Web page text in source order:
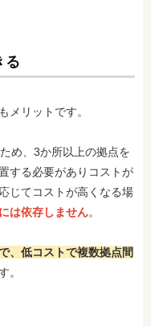
る
メリットです。
め、3か所以上の拠点を
する必要がありコストが
じてコストが高くなる場
は依存しません。
、低コストで複数拠点間
。